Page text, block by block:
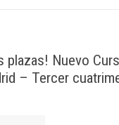
plazas! Nuevo
– Tercer